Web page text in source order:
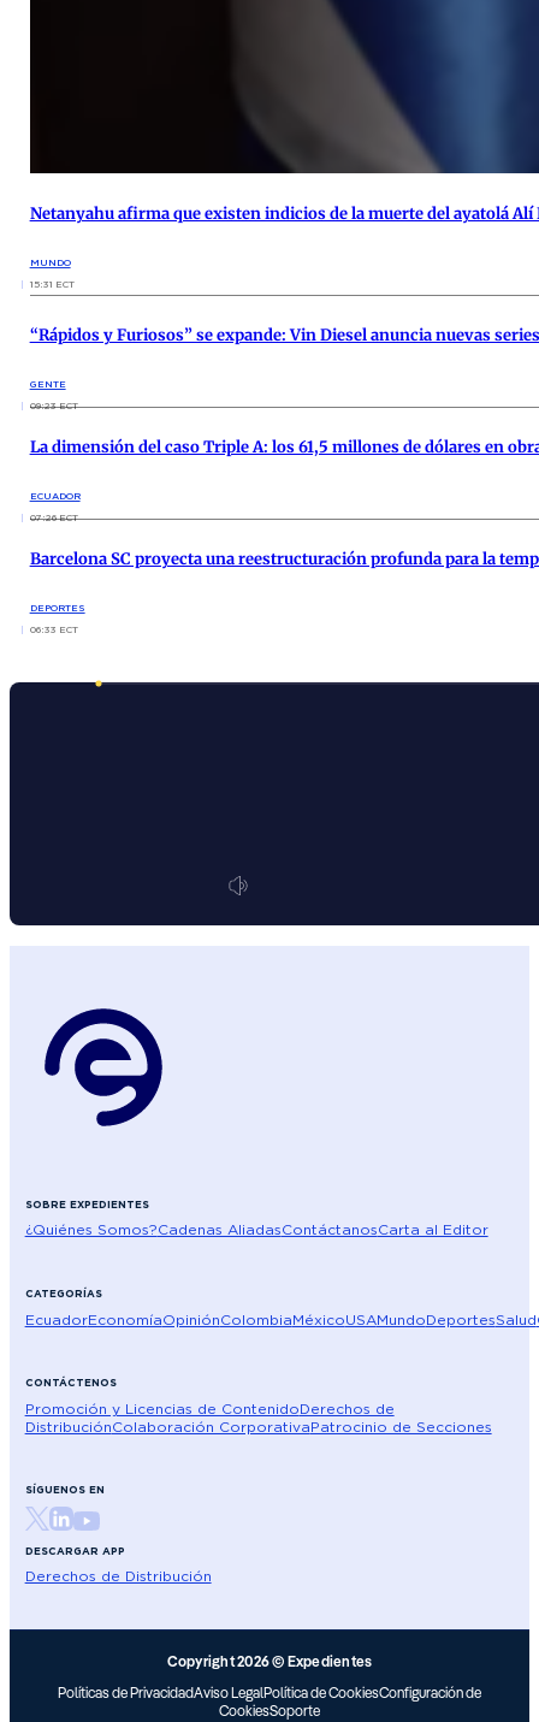
Netanyahu afirma que existen indicios de la muerte del ayatolá
MUNDO
15:31 ECT
“Rápidos y Furiosos” se expande: Vin Diesel anuncia nuevas series
GENTE
09:23 ECT
La dimensión del caso Triple A: los 61,5 millones de dólares en
ECUADOR
07:26 ECT
Barcelona SC proyecta una reestructuración profunda para la
DEPORTES
06:33 ECT
SOBRE EXPEDIENTES
¿Quiénes Somos?Cadenas AliadasContáctanosCarta al Editor
CATEGORÍAS
EcuadorEconomíaOpiniónColombiaMéxicoUSAMundoDeportesSalud
CONTÁCTENOS
Promoción y Licencias de ContenidoDerechos de
DistribuciónColaboración CorporativaPatrocinio de Secciones
SÍGUENOS EN
DESCARGAR APP
Derechos de Distribución
Copyright 2026 © Expedientes
Políticas de PrivacidadAviso LegalPolítica de CookiesConfiguración de
CookiesSoporte